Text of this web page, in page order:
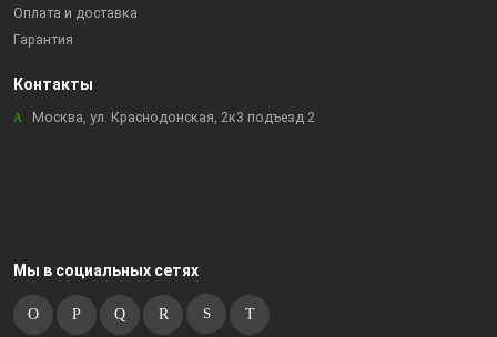
Оплата и доставка
Гарантия
Контакты
Москва, ул. Краснодонская, 2к3 подъезд 2
Мы в социальных сетях